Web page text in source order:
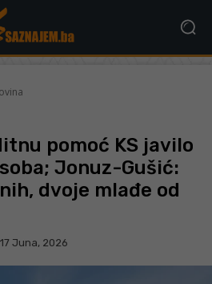
pomoć KS javilo
Jonuz-Gušić:
dvoje mlađe od
17 Juna, 2026